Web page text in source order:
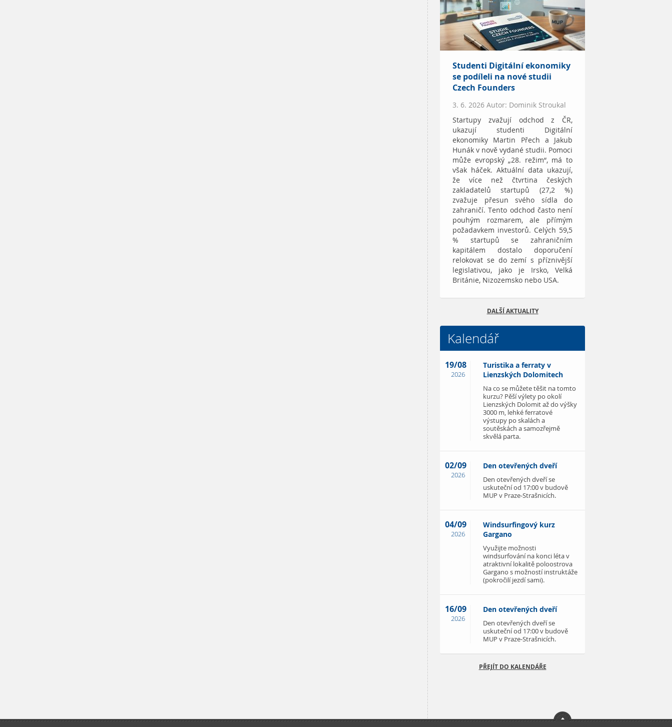
Studenti Digitální ekonomiky
se podíleli na nové studii
Czech Founders
3. 6. 2026 Autor: Dominik Stroukal
Startupy zvažují odchod z ČR,
ukazují studenti Digitální
ekonomiky Martin Přech a Jakub
Hunák v nově vydané studii. Pomoci
může evropský „28. režim“, má to
však háček. Aktuální data ukazují,
že více než čtvrtina českých
zakladatelů startupů (27,2 %)
zvažuje přesun svého sídla do
zahraničí. Tento odchod často není
pouhým rozmarem, ale přímým
požadavkem investorů. Celých 59,5
% startupů se zahraničním
kapitálem dostalo doporučení
relokovat se do zemí s příznivější
legislativou, jako je Irsko, Velká
Británie, Nizozemsko nebo USA.
DALŠÍ AKTUALITY
Kalendář
19/08
2026
Turistika a ferraty v
Lienzských Dolomitech
Na co se můžete těšit na tomto
kurzu? Pěší výlety po okolí
Lienzských Dolomit až do výšky
3000 m, lehké ferratové
výstupy po skalách a
soutěskách a samozřejmě
skvělá parta.
02/09
2026
Den otevřených dveří
Den otevřených dveří se
uskuteční od 17:00 v budově
MUP v Praze-Strašnicích.
04/09
2026
Windsurfingový kurz
Gargano
Využijte možnosti
windsurfování na konci léta v
atraktivní lokalitě poloostrova
Gargano s možností instruktáže
(pokročilí jezdí sami).
16/09
2026
Den otevřených dveří
Den otevřených dveří se
uskuteční od 17:00 v budově
MUP v Praze-Strašnicích.
PŘEJÍT DO KALENDÁŘE